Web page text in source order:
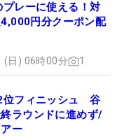
レーに使える！対
円分クーポン配
(日) 06時00分 1
位フィニッシュ 谷
ラウンドに進めず/
ー